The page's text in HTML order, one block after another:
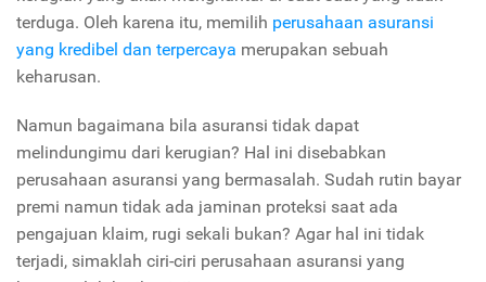
terduga. Oleh karena itu, memilih perusahaan asuransi
yang kredibel dan terpercaya merupakan sebuah
keharusan.
Namun bagaimana bila asuransi tidak dapat
melindungimu dari kerugian? Hal ini disebabkan
perusahaan asuransi yang bermasalah. Sudah rutin bayar
premi namun tidak ada jaminan proteksi saat ada
pengajuan klaim, rugi sekali bukan? Agar hal ini tidak
terjadi, simaklah ciri-ciri perusahaan asuransi yang